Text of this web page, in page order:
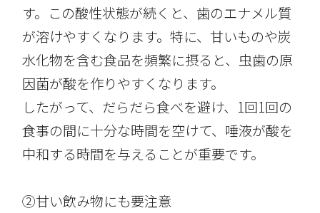
す。この酸性状態が続くと、歯のエナメル質
が溶けやすくなります。特に、甘いものや炭
水化物を含む食品を頻繁に摂ると、虫歯の原
因菌が酸を作りやすくなります。
したがって、だらだら食べを避け、1回1回の
食事の間に十分な時間を空けて、唾液が酸を
中和する時間を与えることが重要です。
②甘い飲み物にも要注意